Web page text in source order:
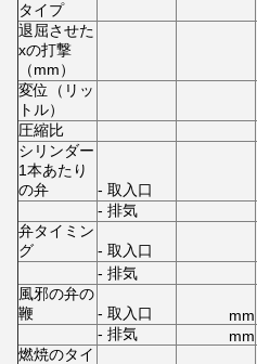
タイプ
退屈させた
xの打撃
（mm）
変位（リッ
トル）
圧縮比
シリンダー
1本あたり
の弁
- 取入口
- 排気
弁タイミン
グ
- 取入口
- 排気
風邪の弁の
鞭
- 取入口
mm
- 排気
mm
燃焼のタイ